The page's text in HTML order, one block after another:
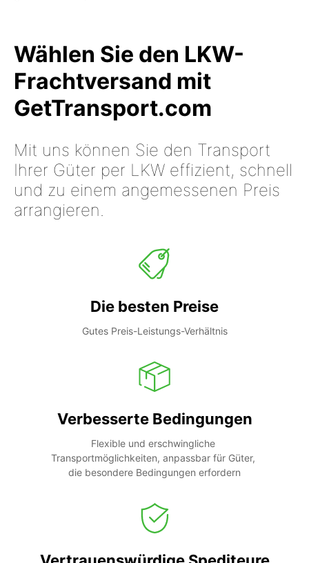
Wählen Sie den LKW-
Frachtversand mit
GetTransport.com
Mit uns können Sie den Transport
Ihrer Güter per LKW effizient, schnell
und zu einem angemessenen Preis
arrangieren.
Die besten Preise
Gutes Preis-Leistungs-Verhältnis
Verbesserte Bedingungen
Flexible und erschwingliche
Transportmöglichkeiten, anpassbar für Güter,
die besondere Bedingungen erfordern